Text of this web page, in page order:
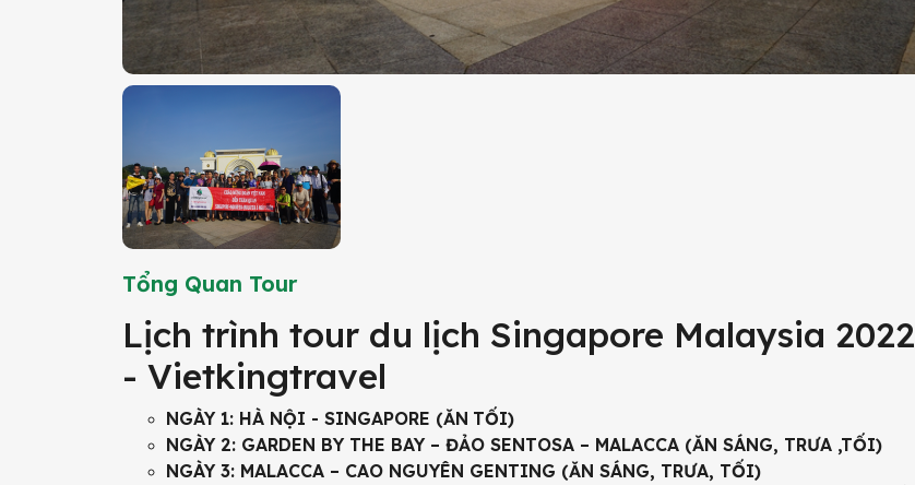
Tổng Quan Tour
Lịch trình tour du lịch Singapore Malaysia 2022
- Vietkingtravel
NGÀY 1: HÀ NỘI - SINGAPORE (ĂN TỐI)
NGÀY 2: GARDEN BY THE BAY – ĐẢO SENTOSA – MALACCA (ĂN SÁNG, TRƯA ,TỐI)
NGÀY 3: MALACCA – CAO NGUYÊN GENTING (ĂN SÁNG, TRƯA, TỐI)